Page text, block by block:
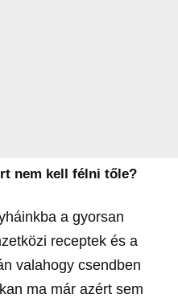
nem kell félni tőle?
a gyorsan
receptek és a
valahogy csendben
ma már azért sem